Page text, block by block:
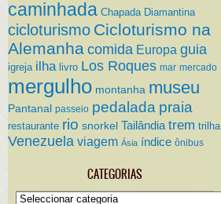
caminhada Chapada Diamantina
cicloturismo Cicloturismo na
Alemanha comida Europa guia
igreja ilha livro Los Roques mar mercado
mergulho montanha museu
Pantanal passeio pedalada praia
restaurante rio snorkel Tailândia trem trilha
Venezuela viagem Ásia índice ônibus
CATEGORIAS
Categorias